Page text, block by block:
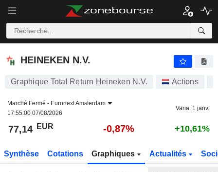
HEINEKEN N.V.
HEINEKEN N.V.
Graphique Total Return Heineken N.V. Actions
Marché Fermé - Euronext Amsterdam
17:55:00 07/08/2026
Varia. 1 janv.
77,14 EUR -0,87% +10,61%
Synthèse Cotations Graphiques Actualités